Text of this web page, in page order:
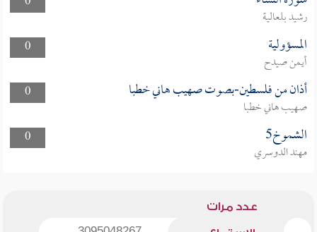
رشيد بلعالية
0
المسؤولية
أيمن صيدح
0
أذان من فلسطين-بصوت صهيب هاني خطبا
صهيب هاني خطبا
0
الشموخ5
مهند الدوسري
عدد مرات